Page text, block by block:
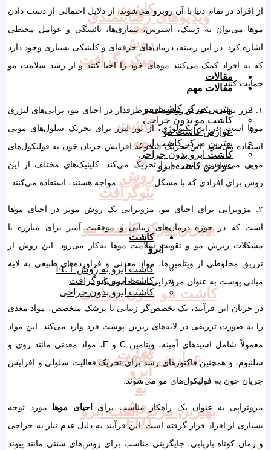
ویدیوهای رضایتمندی
مقالات
مقالات مهم
بهترین مرکز کاشت مو
کاشت مو بدون جراحی
عوارض کاشت مو
بهترین مرکز کاشت ابرو
کاشت ابرو بدون جراحی
عوارض کاشت ابرو
بهترین مرکز کاشت مو
کاشت مو بدون جراحی
عوارض کاشت مو
بهترین مرکز اشت ابرو
کاشت
مو
روش
میکروگرافت
کاشت
مو
به
روش
نئوگرافت
کاشت
ابرو
کاشت ابرو به روش FUT
کاشت ابرو بایوگرافت
کاشت ابرو بدون جراحی
کاشت
ابرو
به
روش
FUT
از افراد در تمام دنیا با آن روبرو می‌شوند. از دلایل احتمالی از دست دادن
موها می‌توان به ژنتیک، استرس، بیماری‌ها، یائسگی و عوامل محیطی
اشاره کرد. در این زمینه، درمان‌های حرفه‌ای و کلینیکی بسیاری وجود دارد
که به افراد کمک می‌کنند موهای خود را احیا کنند و از رشد سلامت مو
حمایت کنند.
۱. لیزر تراپی: یکی از روش‌های پرطرفدار در احیای مو، تراپی‌های لیزری
موها است. در این تکنولوژی، از نور لیزر برای تحریک سلول‌های مویی
استفاده می‌شود. این تحریک منجر به افزایش جریان خون به فولیکول‌های
مویی می‌شود و رشد مو را تحریک می‌کند. کلینیک‌های مختلف از این
روش برای افرادی که با مشکلریزش مو مواجه هستند، استفاده می‌کنند.
۲. مزوتراپی برای احیای مو: مزوتراپی یک روش موثر در احیای موها
است که در حوزه درمان‌های زیبایی و موفقیت آمیز برای مبارزه با
مشکلات ریزش مو و تقویت سلامت موها به‌کار می‌رود. این روش از
تزریق مخلوطی از ویتامین‌ها، مواد معدنی و فراورده‌های طبیعی به لایه
میانی پوست به عنوان مزوتراپی استفاده می‌کند.
در جریان این فرآیند، یک تخصص‌گر زیبایی یا پزشک متخصص، مواد مغذی
را به صورت تزریقی در لایه‌های زیرین پوست فرد وارد می‌کند. این مواد
معمولاً شامل اسیدهای آمینه، ویتامین C و E، مواد معدنی مانند روی و
سلنیوم، و همچنین فاکتورهای رشد برای تحریک فعالیت سلولی و افزایش
جریان خون به فولیکول‌های مو می‌شوند.
مزوتراپی به عنوان یک راهکار مناسب برای احیای موها مورد توجه
بسیاری از افراد قرار گرفته است. این فرآیند به دلیل عدم نیاز به جراحی
و زمان کوتاه بازیابی، جایگزینی مناسب برای روش‌های سنتی مانند پیوند